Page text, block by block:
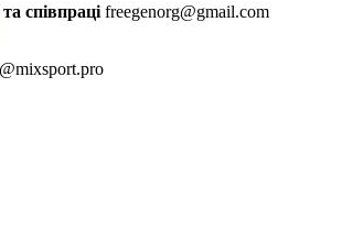
співпраці freegenorg@gmail.com